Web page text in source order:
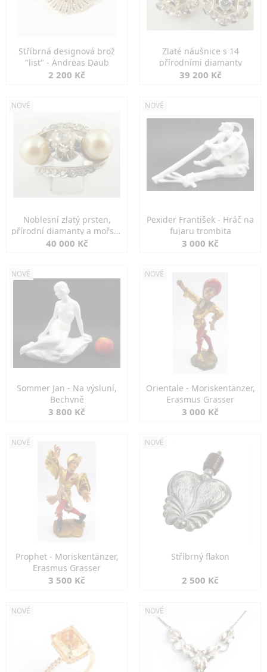
Stříbrná designová brož
"list" - Andreas Daub
2 200 Kč
Zlaté náušnice s 14
přírodními diamanty
39 200 Kč
NOVÉ
Noblesní zlatý prsten,
přírodní diamanty a mořské
perly
40 000 Kč
NOVÉ
Pexider František - Hráč na
fujaru trombita
3 000 Kč
NOVÉ
Sommer Jan - Na výsluní,
Bechyně
3 800 Kč
NOVÉ
Orientale - Moriskentänzer,
Erasmus Grasser
3 000 Kč
NOVÉ
Prophet - Moriskentänzer,
Erasmus Grasser
3 500 Kč
NOVÉ
Stříbrný flakon
2 500 Kč
NOVÉ NOVÉ